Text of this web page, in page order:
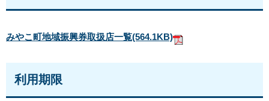
みやこ町地域振興券取扱店一覧(564.1KB)
利用期限